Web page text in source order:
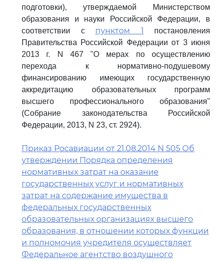
подготовки), утверждаемой Министерством
образования и науки Российской Федерации, в
соответствии с пунктом 1 постановления
Правительства Российской Федерации от 3 июня
2013 г. N 467 "О мерах по осуществлению
перехода к нормативно-подушевому
финансированию имеющих государственную
аккредитацию образовательных программ
высшего профессионального образования"
(Собрание законодательства Российской
Федерации, 2013, N 23, ст. 2924).
Приказ Росавиации от 21.08.2014 N 505 Об
утверждении Порядка определения
нормативных затрат на оказание
государственных услуг и нормативных
затрат на содержание имущества в
федеральных государственных
образовательных организациях высшего
образования, в отношении которых функции
и полномочия учредителя осуществляет
Федеральное агентство воздушного